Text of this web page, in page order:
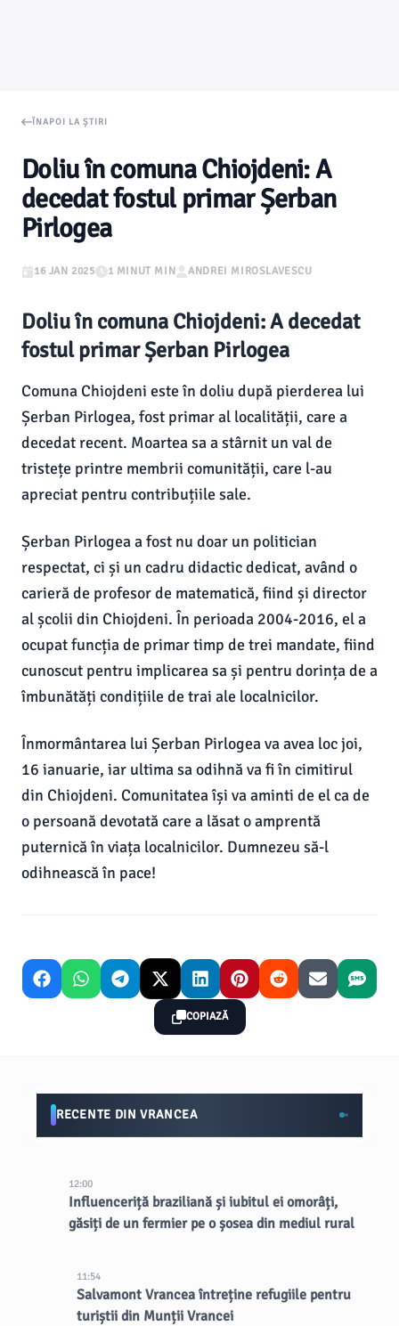
ÎNAPOI LA ȘTIRI
Doliu în comuna Chiojdeni: A
decedat fostul primar Șerban
Pirlogea
16 JAN 2025 1 MINUT MIN ANDREI MIROSLAVESCU
Doliu în comuna Chiojdeni: A decedat
fostul primar Șerban Pirlogea
Comuna Chiojdeni este în doliu după pierderea lui
Șerban Pirlogea, fost primar al localității, care a
decedat recent. Moartea sa a stârnit un val de
tristețe printre membrii comunității, care l-au
apreciat pentru contribuțiile sale.
Șerban Pirlogea a fost nu doar un politician
respectat, ci și un cadru didactic dedicat, având o
carieră de profesor de matematică, fiind și director
al școlii din Chiojdeni. În perioada 2004-2016, el a
ocupat funcția de primar timp de trei mandate, fiind
cunoscut pentru implicarea sa și pentru dorința de a
îmbunătăți condițiile de trai ale localnicilor.
Înmormântarea lui Șerban Pirlogea va avea loc joi,
16 ianuarie, iar ultima sa odihnă va fi în cimitirul
din Chiojdeni. Comunitatea își va aminti de el ca de
o persoană devotată care a lăsat o amprentă
puternică în viața localnicilor. Dumnezeu să-l
odihnească în pace!
COPIAZĂ
RECENTE DIN VRANCEA
12:00
Influenceriță braziliană și iubitul ei omorâți,
găsiți de un fermier pe o șosea din mediul rural
11:54
Salvamont Vrancea întreține refugiile pentru
turiștii din Munții Vrancei